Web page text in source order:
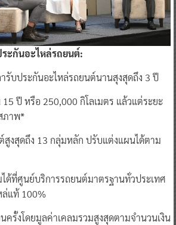
ะกันอะไหล่รถยนต์:
ารับประกันอะไหล่รถยนต์นานสุงสุดถึง 3 ปี
15 ปี หรือ 250,000 กิโลเมตร แล้วแต่ระยะ
ภาพ*
สูงสุดถึง 13 กลุ่มหลัก ปรับแต่งแผนได้ตาม
ได้ที่ศูนย์บริการรถยนต์มาตรฐานทั่วประเทศ
แท้ 100%
ครั้งโดยมูลค่าเคลมรวมสูงสุดตามจำนวนเงิน